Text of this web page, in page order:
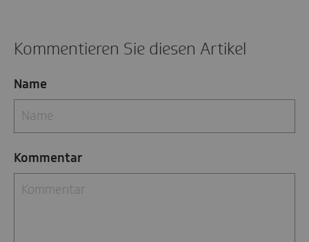
Kommentieren Sie diesen Artikel
Name
Kommentar